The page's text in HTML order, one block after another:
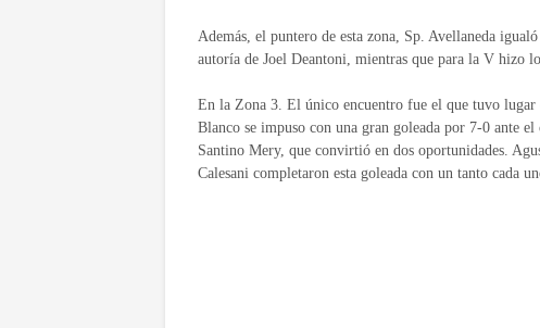
Además, el puntero de esta zona, Sp. Avellaneda
autoría de Joel Deantoni, mientras que para la V hizo
En la Zona 3. El único encuentro fue el que tuvo
Blanco se impuso con una gran goleada por 7-0 ante
Santino Mery, que convirtió en dos oportunidades.
Calesani completaron esta goleada con un tanto cada